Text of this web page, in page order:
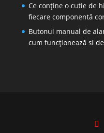
Ce conține o cutie de
fiecare componentă
Butonul manual de
cum funcționează si